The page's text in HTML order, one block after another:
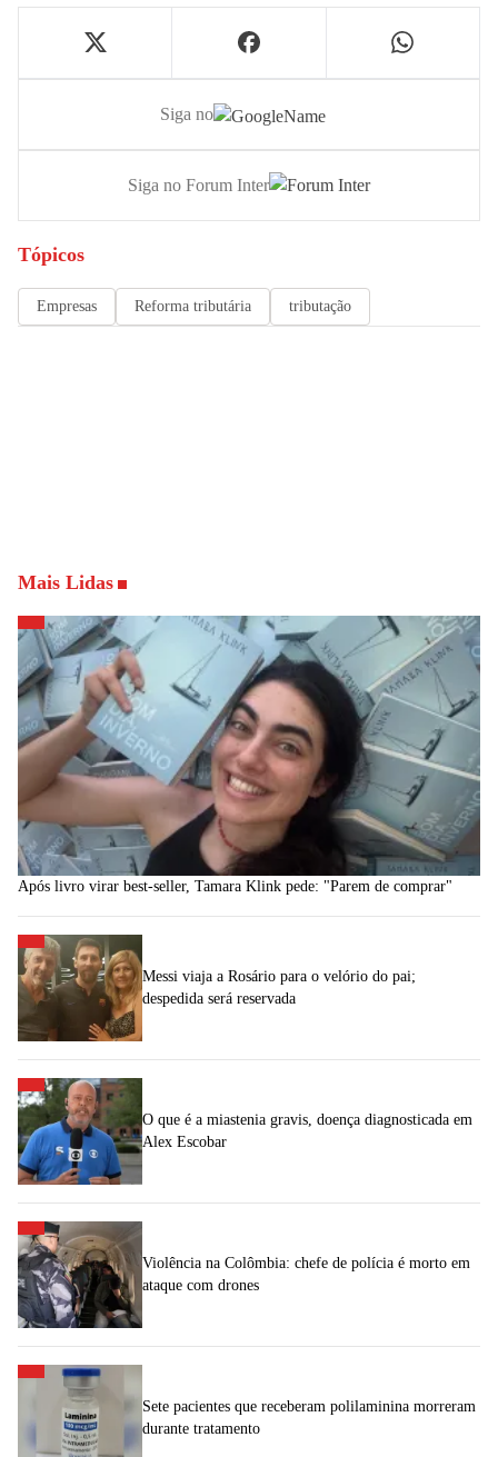
Siga no
Siga no Forum Inter
Tópicos
Empresas Reforma tributária tributação
Mais Lidas
Após livro virar best-seller, Tamara Klink pede: "Parem de comprar"
Messi viaja a Rosário para o velório do pai;
despedida será reservada
O que é a miastenia gravis, doença diagnosticada em
Alex Escobar
Violência na Colômbia: chefe de polícia é morto em
ataque com drones
Sete pacientes que receberam polilaminina morreram
durante tratamento